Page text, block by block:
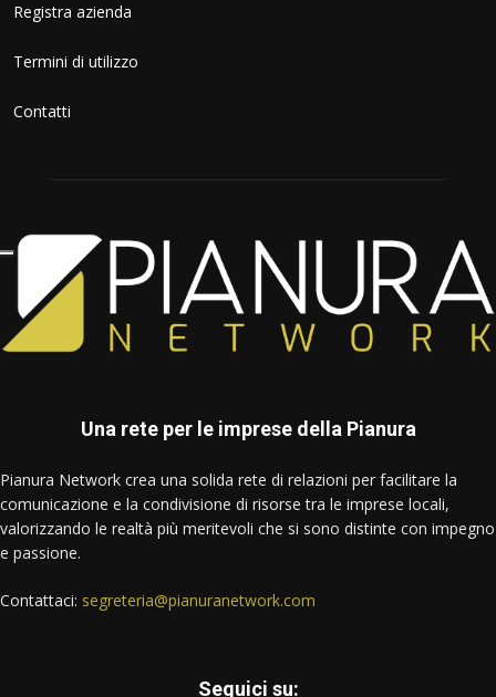
Registra azienda
Termini di utilizzo
Contatti
Una rete per le imprese della Pianura
Pianura Network crea una solida rete di relazioni per facilitare la
comunicazione e la condivisione di risorse tra le imprese locali,
valorizzando le realtà più meritevoli che si sono distinte con impegno
e passione.
Contattaci: segreteria@pianuranetwork.com
Seguici su: